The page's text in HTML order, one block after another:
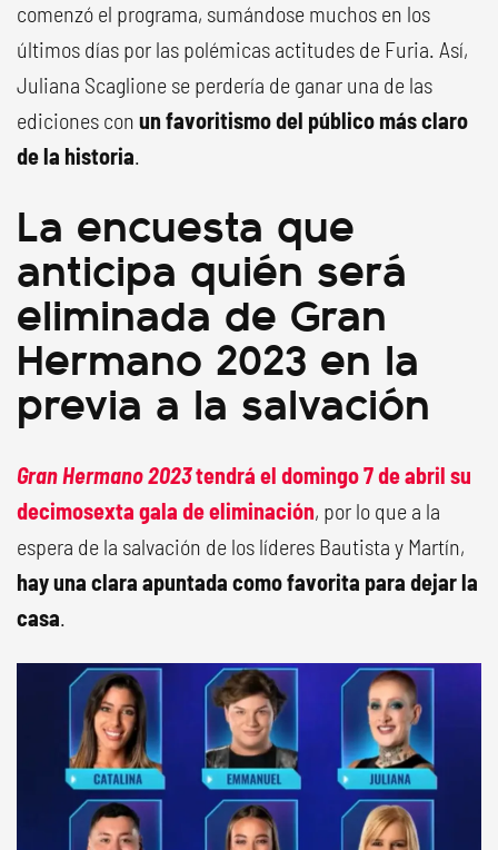
comenzó el programa, sumándose muchos en los
últimos días por las polémicas actitudes de Furia. Así,
Juliana Scaglione se perdería de ganar una de las
ediciones con un favoritismo del público más claro
de la historia.
La encuesta que
anticipa quién será
eliminada de Gran
Hermano 2023 en la
previa a la salvación
Gran Hermano 2023tendrá el domingo 7 de abril su
decimosexta gala de eliminación, por lo que a la
espera de la salvación de los líderes Bautista y Martín,
hay una clara apuntada como favorita para dejar la
casa.